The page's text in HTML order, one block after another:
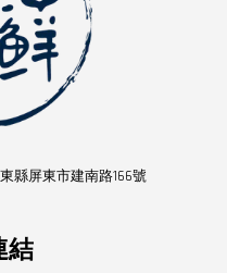
縣屏東市建南路166號
結